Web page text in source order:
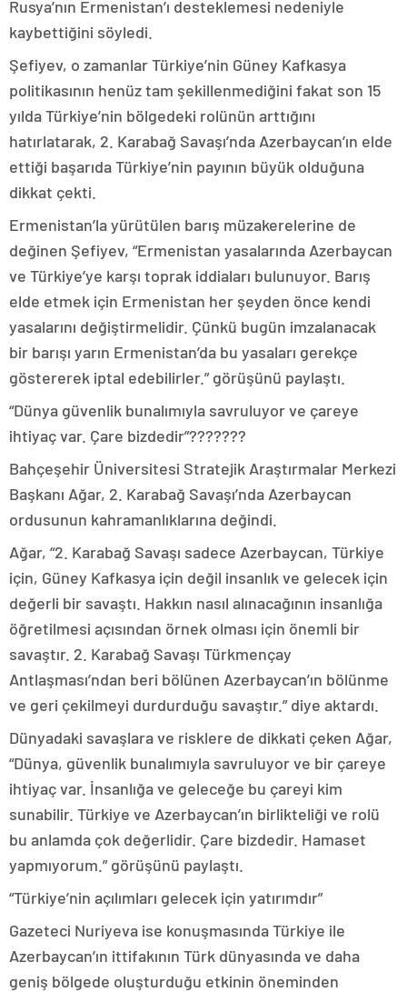
Rusya’nın Ermenistan’ı desteklemesi nedeniyle
kaybettiğini söyledi.
Şefiyev, o zamanlar Türkiye’nin Güney Kafkasya
politikasının henüz tam şekillenmediğini fakat son 15
yılda Türkiye’nin bölgedeki rolünün arttığını
hatırlatarak, 2. Karabağ Savaşı’nda Azerbaycan’ın elde
ettiği başarıda Türkiye’nin payının büyük olduğuna
dikkat çekti.
Ermenistan’la yürütülen barış müzakerelerine de
değinen Şefiyev, “Ermenistan yasalarında Azerbaycan
ve Türkiye’ye karşı toprak iddiaları bulunuyor. Barış
elde etmek için Ermenistan her şeyden önce kendi
yasalarını değiştirmelidir. Çünkü bugün imzalanacak
bir barışı yarın Ermenistan’da bu yasaları gerekçe
göstererek iptal edebilirler.” görüşünü paylaştı.
“Dünya güvenlik bunalımıyla savruluyor ve çareye
ihtiyaç var. Çare bizdedir”???????
Bahçeşehir Üniversitesi Stratejik Araştırmalar Merkezi
Başkanı Ağar, 2. Karabağ Savaşı’nda Azerbaycan
ordusunun kahramanlıklarına değindi.
Ağar, “2. Karabağ Savaşı sadece Azerbaycan, Türkiye
için, Güney Kafkasya için değil insanlık ve gelecek için
değerli bir savaştı. Hakkın nasıl alınacağının insanlığa
öğretilmesi açısından örnek olması için önemli bir
savaştır. 2. Karabağ Savaşı Türkmençay
Antlaşması’ndan beri bölünen Azerbaycan’ın bölünme
ve geri çekilmeyi durdurduğu savaştır.” diye aktardı.
Dünyadaki savaşlara ve risklere de dikkati çeken Ağar,
“Dünya, güvenlik bunalımıyla savruluyor ve bir çareye
ihtiyaç var. İnsanlığa ve geleceğe bu çareyi kim
sunabilir. Türkiye ve Azerbaycan’ın birlikteliği ve rolü
bu anlamda çok değerlidir. Çare bizdedir. Hamaset
yapmıyorum.” görüşünü paylaştı.
“Türkiye’nin açılımları gelecek için yatırımdır”
Gazeteci Nuriyeva ise konuşmasında Türkiye ile
Azerbaycan’ın ittifakının Türk dünyasında ve daha
geniş bölgede oluşturduğu etkinin öneminden